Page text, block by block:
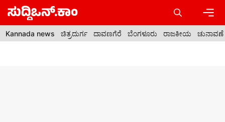
Skip
content
Kannada news ಚಿತ್ರದುರ್ಗ ದಾವಣಗೆರೆ ಬೆಂಗಳೂರು ರಾಜಕೀಯ ಚುನಾವಣೆ